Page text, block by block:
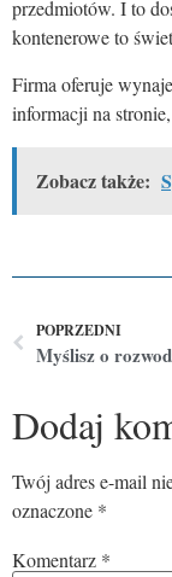
przedmiotów. I to
kontenerowe to
Firma oferuje
informacji na stronie,
Zobacz także:
POPRZEDNI
Dodaj
Twój adres e-mail
oznaczone *
Komentarz *